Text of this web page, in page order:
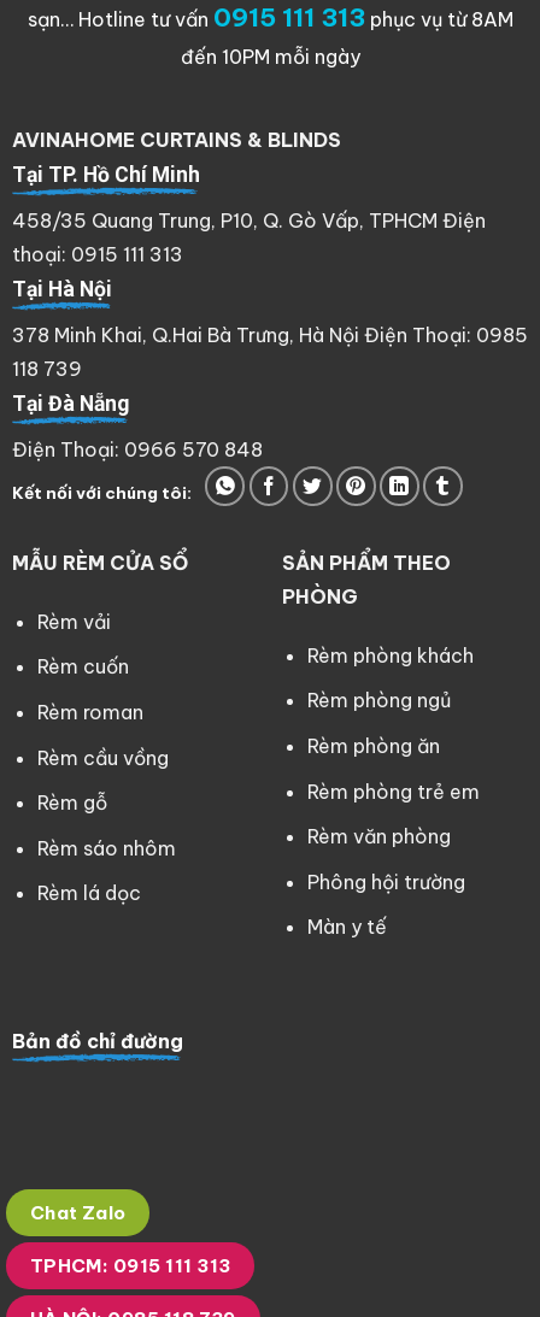
sạn… Hotline tư vấn 0915 111 313phục vụ từ 8AM
đến 10PM mỗi ngày
AVINAHOME CURTAINS & BLINDS
Tại TP. Hồ Chí Minh
458/35 Quang Trung, P10, Q. Gò Vấp, TPHCM Điện
thoại: 0915 111 313
Tại Hà Nội
378 Minh Khai, Q.Hai Bà Trưng, Hà Nội Điện Thoại: 0985
118 739
Tại Đà Nẵng
Điện Thoại: 0966 570 848
Kết nối với chúng tôi:
MẪU RÈM CỬA SỔ
Rèm vải
Rèm cuốn
Rèm roman
Rèm cầu vồng
Rèm gỗ
Rèm sáo nhôm
Rèm lá dọc
SẢN PHẨM THEO
PHÒNG
Rèm phòng khách
Rèm phòng ngủ
Rèm phòng ăn
Rèm phòng trẻ em
Rèm văn phòng
Phông hội trường
Màn y tế
Bản đồ chỉ đường
Chat Zalo
TPHCM: 0915 111 313